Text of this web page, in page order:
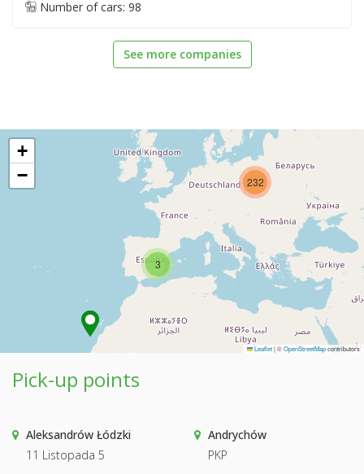
Number of cars: 98
See more companies
3
232
+
−
Leaflet|©OpenStreetMapcontributors
Pick-up points
Aleksandrów Łódzki
11 Listopada 5
Andrychów
PKP